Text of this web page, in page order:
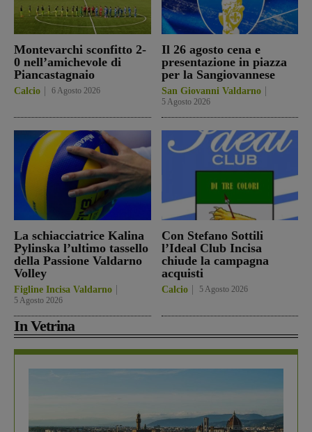
Montevarchi sconfitto 2-
0 nell’amichevole di
Piancastagnaio
Calcio 6 Agosto 2026
Il 26 agosto cena e
presentazione in piazza
per la Sangiovannese
San Giovanni Valdarno
5 Agosto 2026
La schiacciatrice Kalina
Pylinska l’ultimo tassello
della Passione Valdarno
Volley
Figline Incisa Valdarno
5 Agosto 2026
Con Stefano Sottili
l’Ideal Club Incisa
chiude la campagna
acquisti
Calcio 5 Agosto 2026
In Vetrina